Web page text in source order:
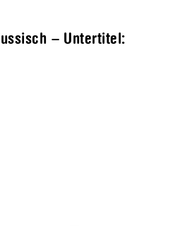
– Untertitel: